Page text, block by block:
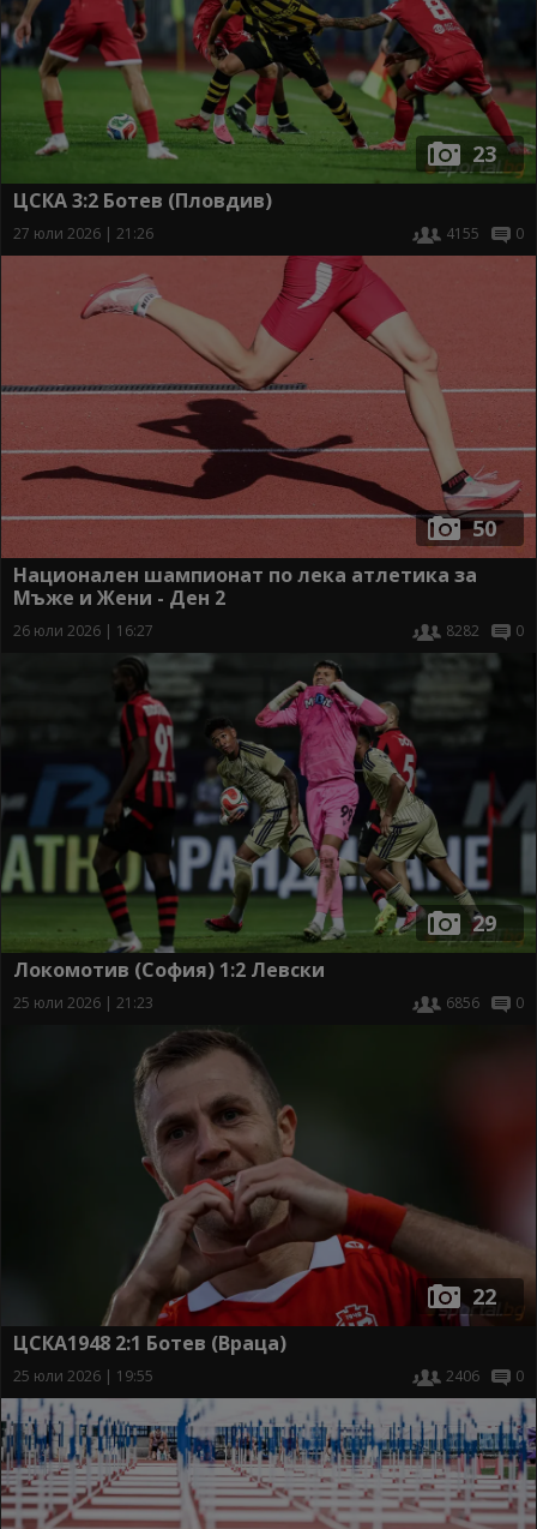
23
ЦСКА 3:2 Ботев (Пловдив)
27 юли 2026 | 21:26 4155 0
50
Национален шампионат по лека атлетика за
Мъже и Жени - Ден 2
26 юли 2026 | 16:27 8282 0
29
Локомотив (София) 1:2 Левски
25 юли 2026 | 21:23 6856 0
22
ЦСКА1948 2:1 Ботев (Враца)
25 юли 2026 | 19:55 2406 0